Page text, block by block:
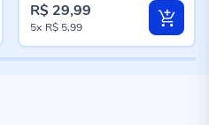
R$ 29,99
5x R$ 5,99